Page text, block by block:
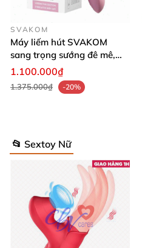
SVAKOM
Máy liếm hút SVAKOM
sang trọng sướng đê mê,
tiện lợi
1.100.000₫
1.375.000₫ -20%
📂 Sextoy Nữ